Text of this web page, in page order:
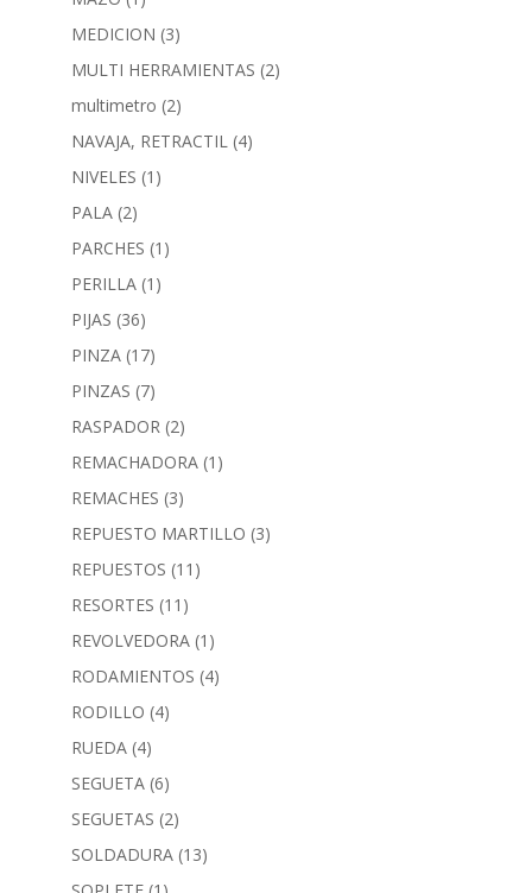
MEDICION (3)
MULTI HERRAMIENTAS (2)
multimetro (2)
NAVAJA, RETRACTIL (4)
NIVELES (1)
PALA (2)
PARCHES (1)
PERILLA (1)
PIJAS (36)
PINZA (17)
PINZAS (7)
RASPADOR (2)
REMACHADORA (1)
REMACHES (3)
REPUESTO MARTILLO (3)
REPUESTOS (11)
RESORTES (11)
REVOLVEDORA (1)
RODAMIENTOS (4)
RODILLO (4)
RUEDA (4)
SEGUETA (6)
SEGUETAS (2)
SOLDADURA (13)